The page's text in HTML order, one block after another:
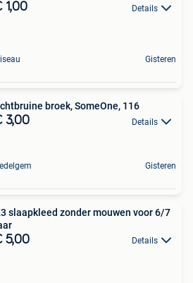
1,00 Details
Gisteren
broek, SomeOne, 116
3,00 Details
Gisteren
slaapkleed zonder mouwen voor 6/7
5,00 Details